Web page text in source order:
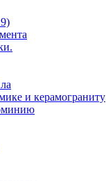
и керамограниту